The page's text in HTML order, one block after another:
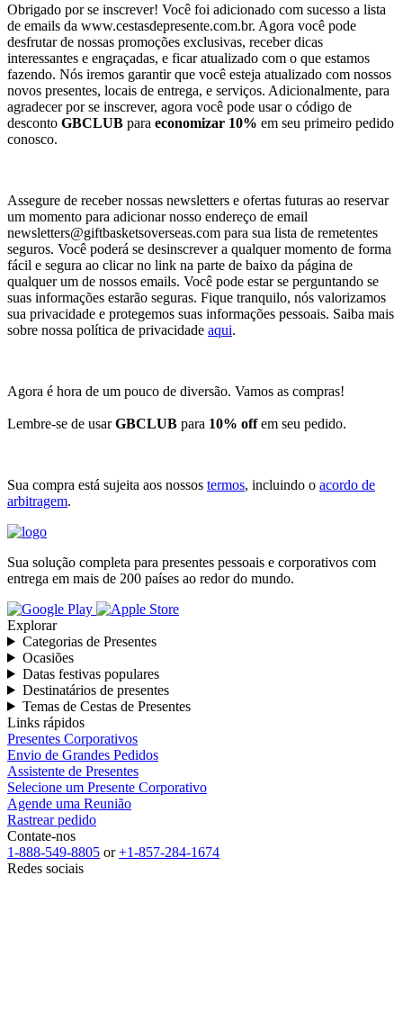
Obrigado por se inscrever! Você foi adicionado com sucesso a lista
de emails da www.cestasdepresente.com.br. Agora você pode
desfrutar de nossas promoções exclusivas, receber dicas
interessantes e engraçadas, e ficar atualizado com o que estamos
fazendo. Nós iremos garantir que você esteja atualizado com nossos
novos presentes, locais de entrega, e serviços. Adicionalmente, para
agradecer por se inscrever, agora você pode usar o código de
desconto GBCLUB para economizar 10% em seu primeiro pedido
conosco.
Assegure de receber nossas newsletters e ofertas futuras ao reservar
um momento para adicionar nosso endereço de email
newsletters@giftbasketsoverseas.com para sua lista de remetentes
seguros. Você poderá se desinscrever a qualquer momento de forma
fácil e segura ao clicar no link na parte de baixo da página de
qualquer um de nossos emails. Você pode estar se perguntando se
suas informações estarão seguras. Fique tranquilo, nós valorizamos
sua privacidade e protegemos suas informações pessoais. Saiba mais
sobre nossa política de privacidade aqui.
Agora é hora de um pouco de diversão. Vamos as compras!
Lembre-se de usarGBCLUB para 10% offem seu pedido.
Sua compra está sujeita aos nossos termos, incluindo o acordo de
arbitragem.
Sua solução completa para presentes pessoais e corporativos com
entrega em mais de 200 países ao redor do mundo.
Explorar
Categorias de Presentes
Ocasiões
Datas festivas populares
Destinatários de presentes
Temas de Cestas de Presentes
Links rápidos
Presentes Corporativos
Envio de Grandes Pedidos
Assistente de Presentes
Selecione um Presente Corporativo
Agende uma Reunião
Rastrear pedido
Contate-nos
1-888-549-8805 or+1-857-284-1674
Redes sociais